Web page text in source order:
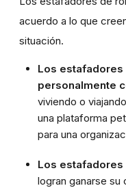
acuerdo a lo que
situación.
Los
personalmente
viviendo o
una plataforma
para una
Los
logran ganarse su